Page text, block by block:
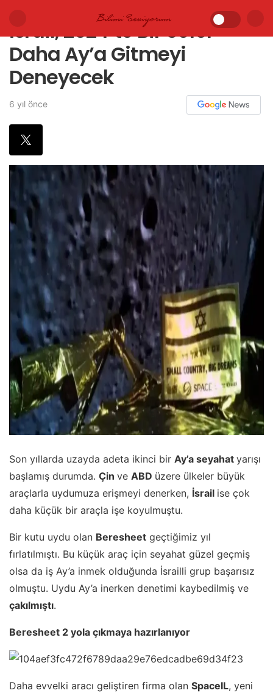
İsrail, 2024’te Bir Sefer
Daha Ay’a Gitmeyi
Deneyecek
6 yıl önce
Son yıllarda uzayda adeta ikinci bir Ay’a seyahat yarışı
başlamış durumda. Çin ve ABD üzere ülkeler büyük
araçlarla uydumuza erişmeyi denerken, İsrail ise çok
daha küçük bir araçla işe koyulmuştu.
Bir kutu uydu olan Beresheet geçtiğimiz yıl
fırlatılmıştı. Bu küçük araç için seyahat güzel geçmiş
olsa da iş Ay’a inmek olduğunda İsrailli grup başarısız
olmuştu. Uydu Ay’a inerken denetimi kaybedilmiş ve
çakılmıştı.
Beresheet 2 yola çıkmaya hazırlanıyor
Daha evvelki aracı geliştiren firma olan SpaceIL, yeni